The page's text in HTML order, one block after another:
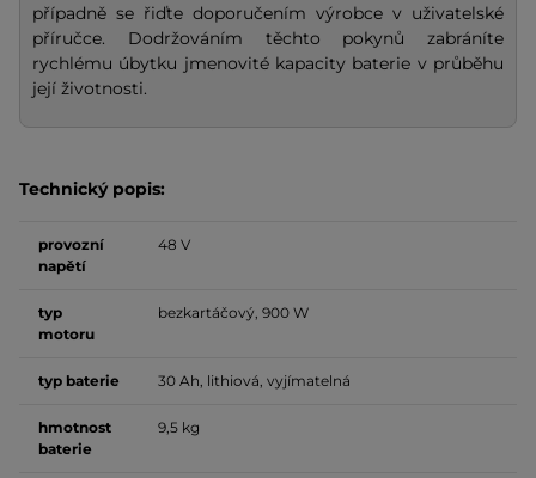
případně se řiďte doporučením výrobce v uživatelské
příručce. Dodržováním těchto pokynů zabráníte
rychlému úbytku jmenovité kapacity baterie v průběhu
její životnosti.
Technický popis:
provozní
napětí
48 V
typ
motoru
bezkartáčový, 900 W
typ baterie 30 Ah, lithiová, vyjímatelná
hmotnost
baterie
9,5 kg